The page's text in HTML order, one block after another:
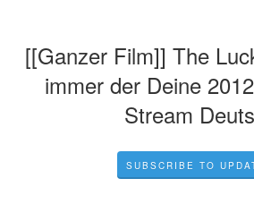
[[Ganzer Film]] The
immer der Deine
Stream
SUBSCRIBE TO